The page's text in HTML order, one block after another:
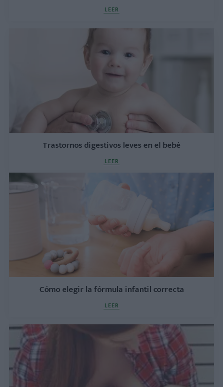
LEER
Trastornos digestivos leves en el bebé
LEER
Cómo elegir la fórmula infantil correcta
LEER